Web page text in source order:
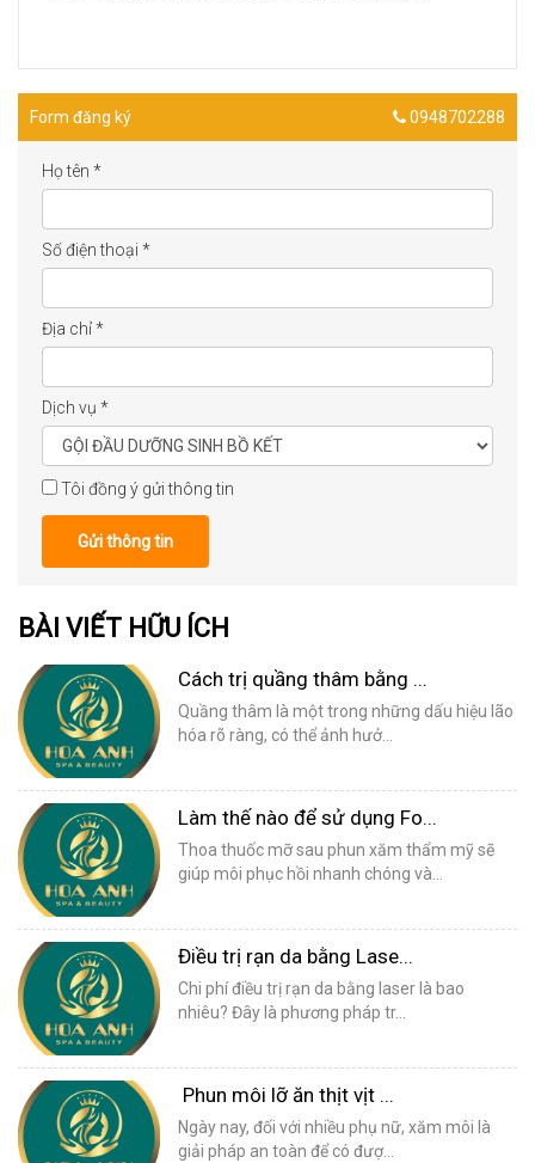
Form đăng ký 0948702288
Họ tên *
Số điện thoại *
Địa chỉ*
Dịch vụ *
Tôi đồng ý gửi thông tin
Gửi thông tin
BÀI VIẾT HỮU ÍCH
Cách trị quầng thâm bằng ...
Quầng thâm là một trong những dấu hiệu lão
hóa rõ ràng, có thể ảnh hưở...
Làm thế nào để sử dụng Fo...
Thoa thuốc mỡ sau phun xăm thẩm mỹ sẽ
giúp môi phục hồi nhanh chóng và...
Điều trị rạn da bằng Lase...
Chi phí điều trị rạn da bằng laser là bao
nhiêu? Đây là phương pháp tr...
Phun môi lỡ ăn thịt vịt ...
Ngày nay, đối với nhiều phụ nữ, xăm môi là
giải pháp an toàn để có đượ...